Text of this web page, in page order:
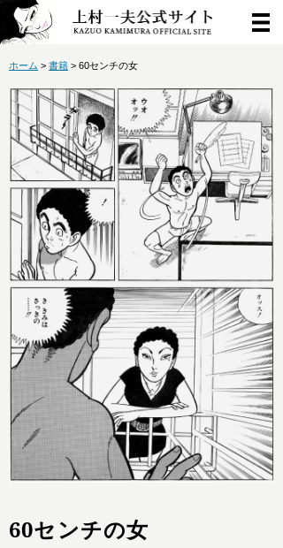
ホーム > 書籍 > 60センチの女
60センチの女